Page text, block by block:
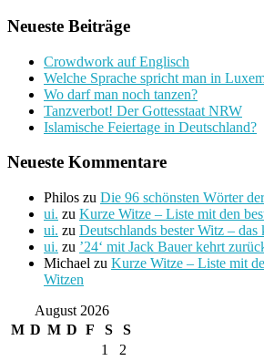
Neueste Beiträge
Crowdwork auf Englisch
Welche Sprache spricht man in
Wo darf man noch tanzen?
Tanzverbot! Der Gottesstaat NRW
Islamische Feiertage in Deutschland?
Neueste Kommentare
Philos zu Die 96 schönsten Wörter
ui. zu Kurze Witze – Liste mit den
ui. zu Deutschlands bester Witz – das
ui. zu ’24‘ mit Jack Bauer kehrt
Michael zu Kurze Witze – Liste mit
Witzen
August 2026
M D M D F S
S
1
2